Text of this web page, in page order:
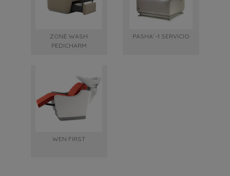
ZONE WASH
PEDICHARM
PASHA' -1 SERVICIO
WEN FIRST